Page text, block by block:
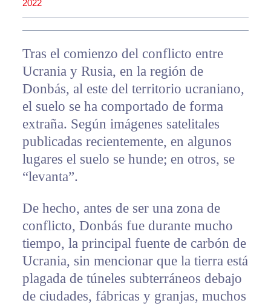
2022
Tras el comienzo del conflicto entre
Ucrania y Rusia, en la región de
Donbás, al este del territorio ucraniano,
el suelo se ha comportado de forma
extraña. Según imágenes satelitales
publicadas recientemente, en algunos
lugares el suelo se hunde; en otros, se
“levanta”.
De hecho, antes de ser una zona de
conflicto, Donbás fue durante mucho
tiempo, la principal fuente de carbón de
Ucrania, sin mencionar que la tierra está
plagada de túneles subterráneos debajo
de ciudades, fábricas y granjas, muchos